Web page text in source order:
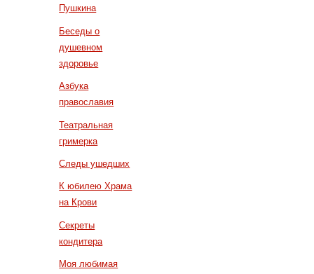
Пушкина
Беседы о
душевном
здоровье
Азбука
православия
Театральная
гримерка
Следы ушедших
К юбилею Храма
на Крови
Секреты
кондитера
Моя любимая